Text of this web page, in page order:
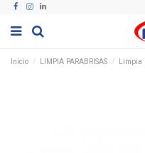
Inicio LIMPIA PARABRISAS Limpia